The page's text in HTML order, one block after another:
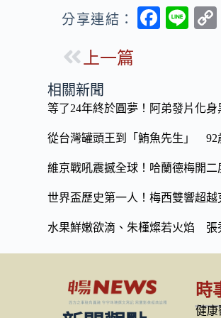
分享連結：
F
o
o
Li
上一篇
相關新聞
等了24年終於圓夢！阿弟發片化
從台灣罐頭王到「鮪魚先生」 92
維京戰吼震撼全球！哈蘭德梅開
世界盃歷史第一人！梅西雙響超
水果鮮嫩欲滴、朱槿燦若火焰 張
時
健康